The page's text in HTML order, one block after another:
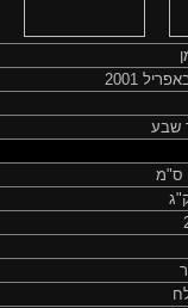
שבע